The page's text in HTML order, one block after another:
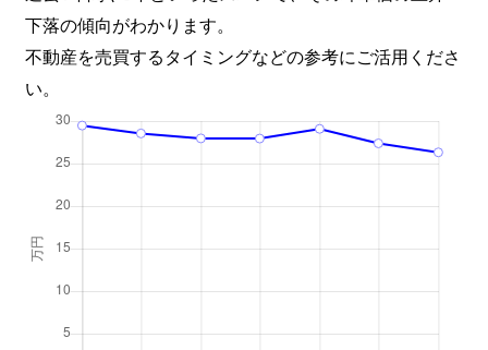
下落の傾向がわかります。
不動産を売買するタイミングなどの参考にご活用くださ
い。